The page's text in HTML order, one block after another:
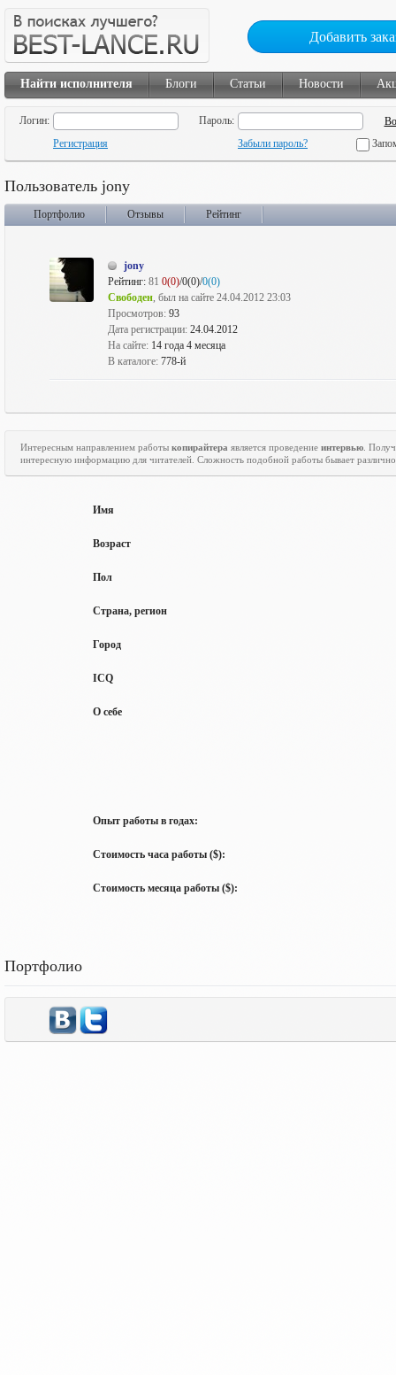
Добавить
Найти исполнителя Блоги Статьи Новости
Логин:
Пароль:
Регистрация
Забыли пароль?
Пользователь jony
Портфолио Отзывы Рейтинг
jony
Рейтинг: 81 0(0)/0(0)/0(0)
Свободен, был на сайте 24.04.2012 23:03
Просмотров: 93
Дата регистрации: 24.04.2012
На сайте: 14 года 4 месяца
В каталоге: 778-й
Интересным направлением работы копирайтера является проведение интервью .
интересную информацию для читателей. Сложность подобной работы бывает
Имя
Возраст
Пол
Страна, регион
Город
ICQ
О себе
Опыт работы в годах:
Стоимость часа работы ($):
Стоимость месяца работы ($):
Портфолио